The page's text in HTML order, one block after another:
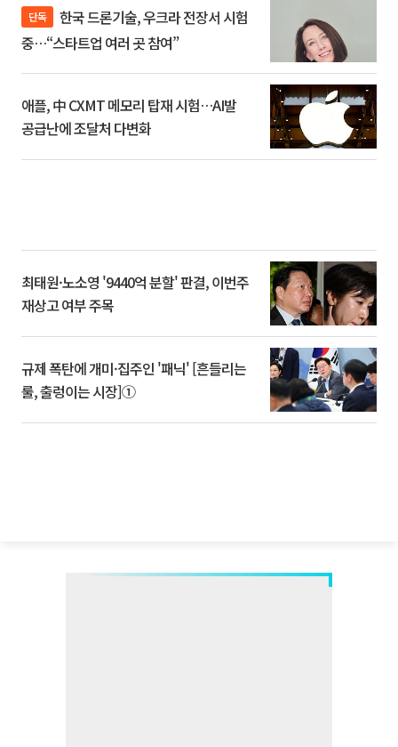
단독
중…“스타트업 여러 곳 참여”
애플, 中 CXMT 메모리 탑재 시험…AI발
공급난에 조달처 다변화
최태원·노소영 '9440억 분할' 판결, 이번주
재상고 여부 주목
규제 폭탄에 개미·집주인 '패닉' [흔들리는
룰, 출렁이는 시장]①